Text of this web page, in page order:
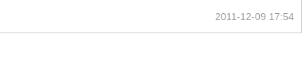
2011-12-09 17:54